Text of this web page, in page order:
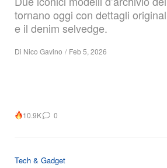
tornano oggi con dettagli
e il denim selvedge.
Di Nico Gavino / Feb 5, 2026
10.9K 0
Tech & Gadget